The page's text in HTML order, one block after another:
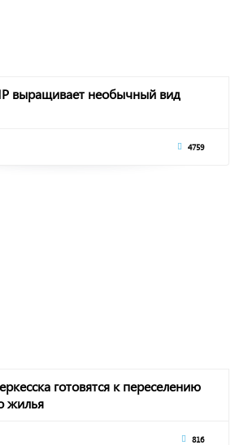
выращивает необычный вид
4759
готовятся к переселению
жилья
816